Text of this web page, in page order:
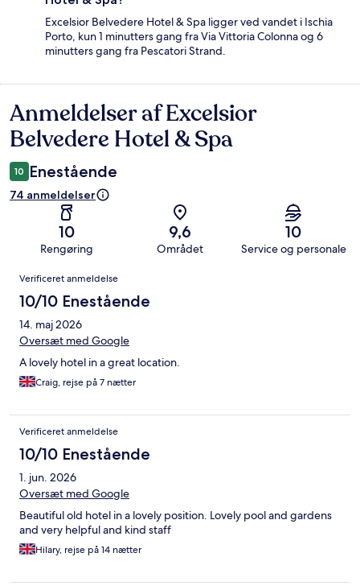
Excelsior Belvedere Hotel & Spa ligger ved vandet i Ischia
Porto, kun 1 minutters gang fra Via Vittoria Colonna og 6
minutters gang fra Pescatori Strand.
Anmeldelser
Anmeldelser af Excelsior
Belvedere Hotel & Spa
10 Enestående
74 anmeldelser
10
Rengøring
9,6
Området
10
Service og personale
Anmeldelser
Verificeret anmeldelse
10/10 Enestående
14. maj 2026
Oversæt med Google
A lovely hotel in a great location.
Craig, rejse på 7 nætter
Verificeret anmeldelse
10/10 Enestående
1. jun. 2026
Oversæt med Google
Beautiful old hotel in a lovely position. Lovely pool and gardens
and very helpful and kind staff
Hilary, rejse på 14 nætter